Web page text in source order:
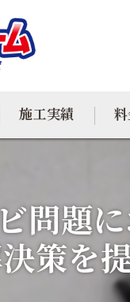
施工実績
問題
策を